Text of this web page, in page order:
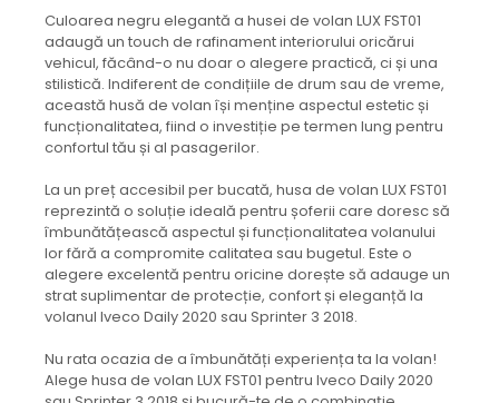
Electrice
Hidraulice
Cilindri hidraulici si burdufe
protectie
Grup electropompa
Bolturi, role si bucsi
MAMMUT LIFT
Mecanice
Electrice
Hidraulice
Motor electric si pompa hidraulica
Cilindru hidraulic si protectie
burduf
ERHEL - HYDRIS
Culoarea negru elegantă a husei de volan LUX FST01
adaugă un touch de rafinament interiorului oricărui
vehicul, făcând-o nu doar o alegere practică, ci și una
stilistică. Indiferent de condițiile de drum sau de vreme,
această husă de volan își menține aspectul estetic și
funcționalitatea, fiind o investiție pe termen lung pentru
confortul tău și al pasagerilor.
La un preț accesibil per bucată, husa de volan LUX FST01
reprezintă o soluție ideală pentru șoferii care doresc să
îmbunătățească aspectul și funcționalitatea volanului
lor fără a compromite calitatea sau bugetul. Este o
alegere excelentă pentru oricine dorește să adauge un
strat suplimentar de protecție, confort și eleganță la
volanul Iveco Daily 2020 sau Sprinter 3 2018.
Nu rata ocazia de a îmbunătăți experiența ta la volan!
Alege husa de volan LUX FST01 pentru Iveco Daily 2020